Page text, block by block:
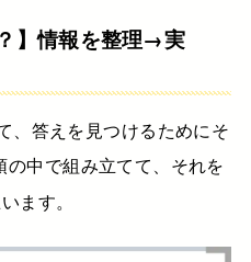
】情報を整理→実
、答えを見つけるためにそ
の中で組み立てて、 それを
ます。